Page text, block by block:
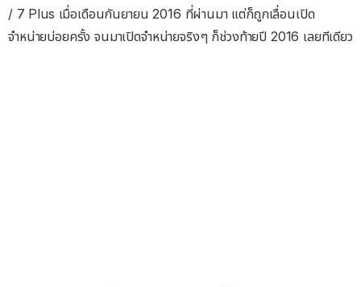
/ 7 Plus เมื่อเดือนกันยายน 2016 ที่ผ่านมา แต่ก็ถูกเลื่อนเปิด
จำหน่ายบ่อยครั้ง จนมาเปิดจำหน่ายจริงๆ ก็ช่วงท้ายปี 2016 เลยทีเดียว